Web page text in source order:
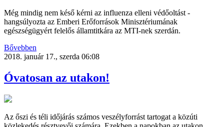
Még mindig nem késő kérni az influenza elleni védőoltást -
hangsúlyozta az Emberi Erőforrások Minisztériumának
egészségügyért felelős államtitkára az MTI-nek szerdán.
Bővebben
2018. január 17., szerda 06:08
Óvatosan az utakon!
Az őszi és téli időjárás számos veszélyforrást tartogat a közúti